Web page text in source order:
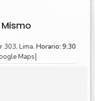
303, Lima. Horario: 9:30
Maps]